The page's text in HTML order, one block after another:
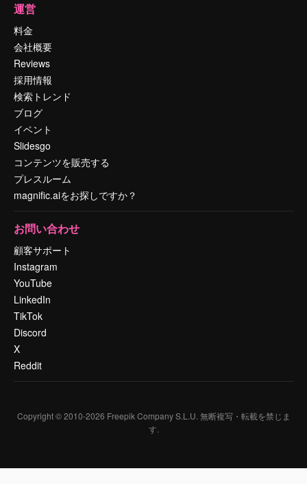
運営
料金
会社概要
Reviews
採用情報
検索トレンド
ブログ
イベント
Slidesgo
コンテンツを販売する
プレスルーム
magnific.aiをお探しですか？
お問い合わせ
顧客サポート
Instagram
YouTube
LinkedIn
TikTok
Discord
X
Reddit
Copyright © 2010-2026 Freepik Company S.L.U. 無断複写・転載を禁じま
す.